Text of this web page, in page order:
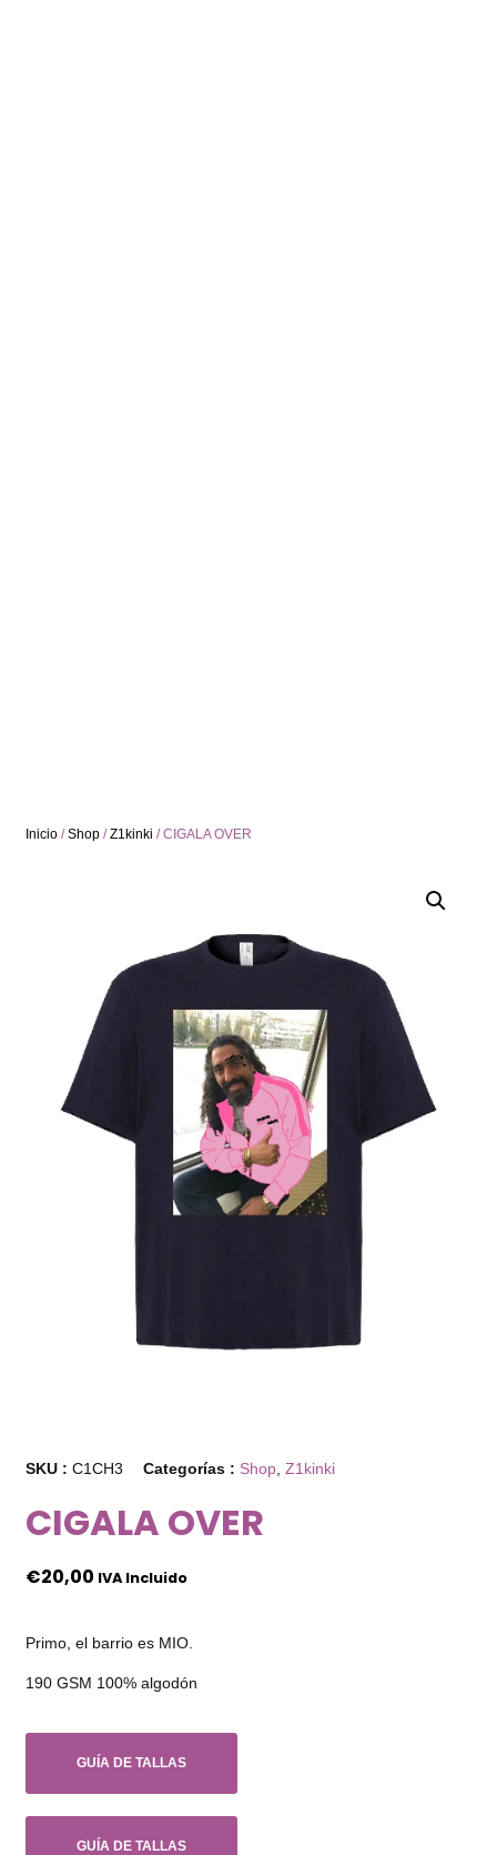
Inicio /Shop /Z1kinki / CIGALA OVER
SKU :C1CH3 Categorías : Shop ,Z1kinki
CIGALA OVER
€20,00 IVA Incluido
Primo, el barrio es MIO.
190 GSM 100% algodón
GUÍA DE TALLAS
GUÍA DE TALLAS